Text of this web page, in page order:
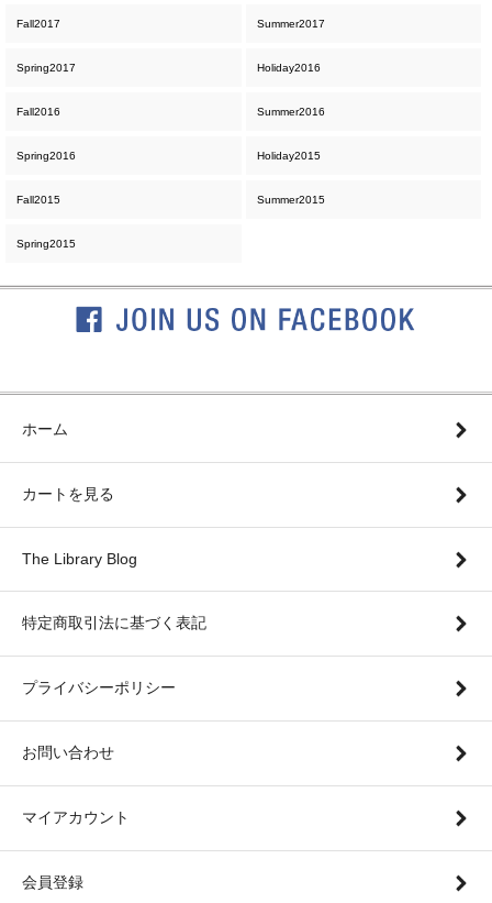
Fall2017 Summer2017
Spring2017 Holiday2016
Fall2016 Summer2016
Spring2016 Holiday2015
Fall2015 Summer2015
Spring2015
ホーム
カートを見る
The Library Blog
特定商取引法に基づく表記
プライバシーポリシー
お問い合わせ
マイアカウント
会員登録